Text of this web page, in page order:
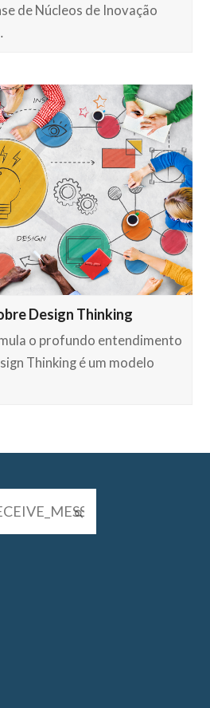
de Núcleos de Inovação
Design Thinking
o profundo entendimento
Thinking é um modelo